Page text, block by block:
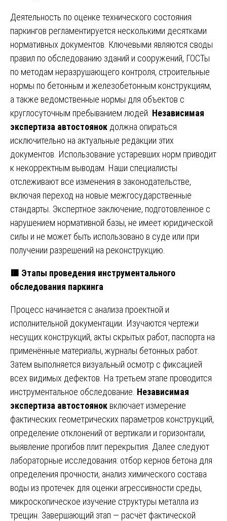
Деятельность по оценке технического состояния
паркингов регламентируется несколькими десятками
нормативных документов. Ключевыми являются своды
правил по обследованию зданий и сооружений, ГОСТы
по методам неразрушающего контроля, строительные
нормы по бетонным и железобетонным конструкциям,
а также ведомственные нормы для объектов с
круглосуточным пребыванием людей. Независимая
экспертиза автостоянок должна опираться
исключительно на актуальные редакции этих
документов. Использование устаревших норм приводит
к некорректным выводам. Наши специалисты
отслеживают все изменения в законодательстве,
включая переход на новые межгосударственные
стандарты. Экспертное заключение, подготовленное с
нарушением нормативной базы, не имеет юридической
силы и не может быть использовано в суде или при
получении разрешений на реконструкцию.
🟥 Этапы проведения инструментального
обследования паркинга
Процесс начинается с анализа проектной и
исполнительной документации. Изучаются чертежи
несущих конструкций, акты скрытых работ, паспорта на
применённые материалы, журналы бетонных работ.
Затем выполняется визуальный осмотр с фиксацией
всех видимых дефектов. На третьем этапе проводится
инструментальное обследование. Независимая
экспертиза автостоянок включает измерение
фактических геометрических параметров конструкций,
определение отклонений от вертикали и горизонтали,
выявление прогибов плит перекрытия. Далее следуют
лабораторные исследования: отбор кернов бетона для
определения прочности, анализ химического состава
воды из протечек для оценки агрессивности среды,
микроскопическое изучение структуры металла из
трещин. Завершающий этап — расчёт фактической